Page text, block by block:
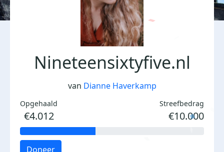
Nineteensixtyfive.nl
van Dianne Haverkamp
Opgehaald
€4.012
Streefbedrag
€10.000
Doneer